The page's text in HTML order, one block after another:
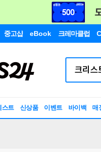
중고샵 eBook 크레마클럽
스트 신상품 이벤트 바이백 매